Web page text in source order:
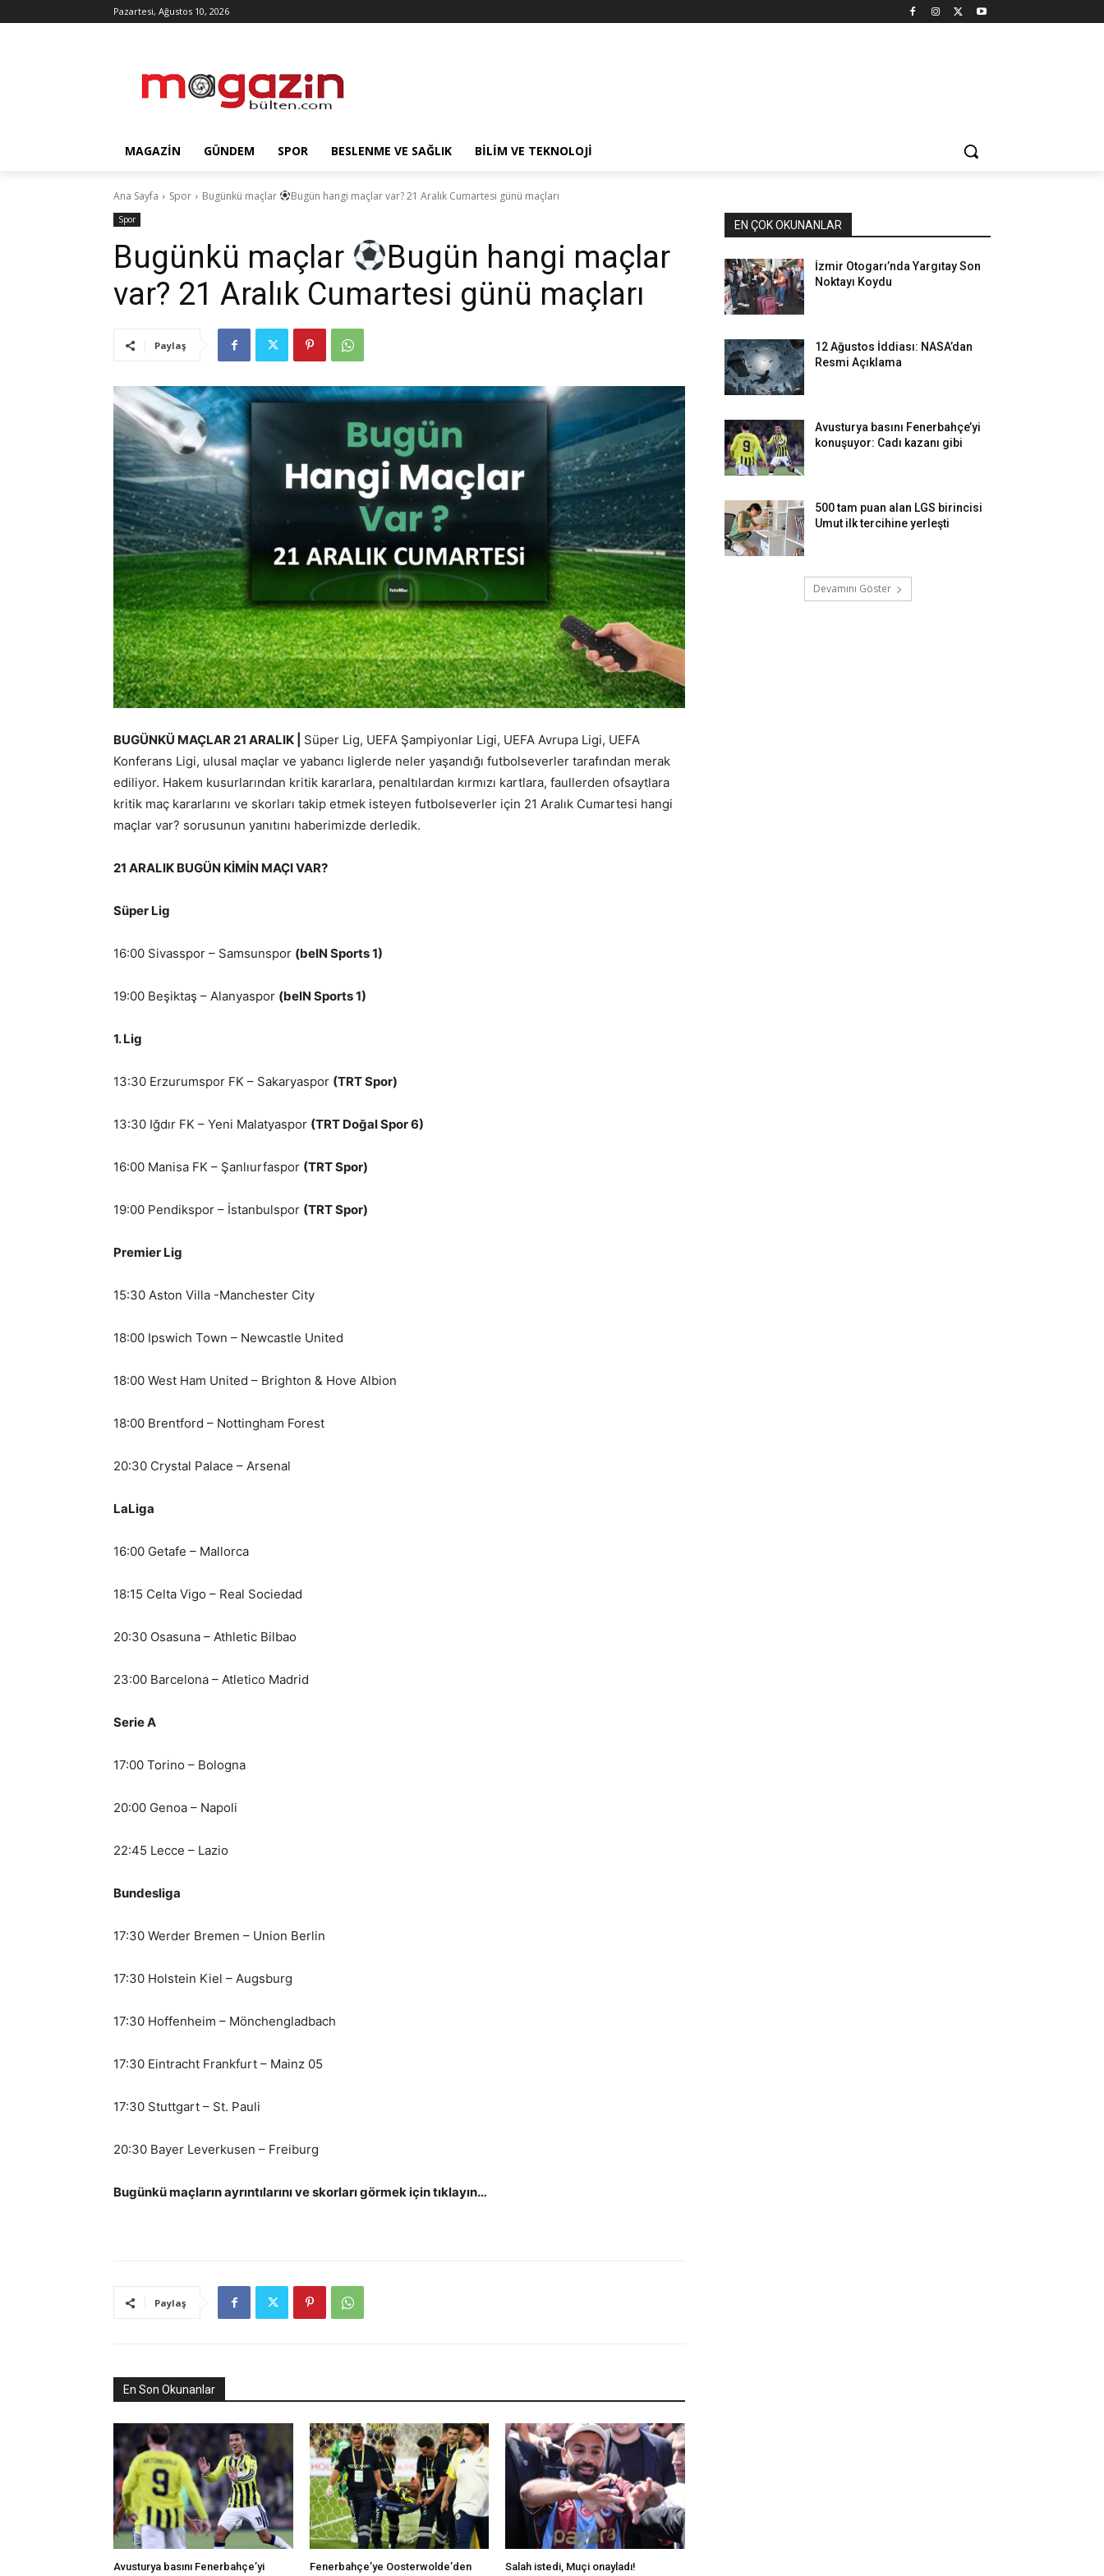
Pazartesi, Ağustos 10, 2026
MAGAZIN GÜNDEM SPOR BESLENME VE SAĞLIK BILIM VE TEKNOLOJI
Ana Sayfa Spor Bugünkü maçlar Bugün hangi maçlar var? 21 Aralık Cumartesi günü maçları
Spor
Bugünkü maçlar
Bugün hangi maçlar
var? 21 Aralık Cumartesi günü maçları
Paylaş
BUGÜNKÜ MAÇLAR 21 ARALIK
Süper Lig, UEFA Şampiyonlar Ligi, UEFA Avrupa Ligi, UEFA
Konferans Ligi, ulusal maçlar ve yabancı liglerde neler yaşandığı futbolseverler tarafından merak
ediliyor. Hakem kusurlarından kritik kararlara, penaltılardan kırmızı kartlara, faullerden ofsaytlara
kritik maç kararlarını ve skorları takip etmek isteyen futbolseverler için 21 Aralık Cumartesi hangi
maçlar var? sorusunun yanıtını haberimizde derledik.
21 ARALIK BUGÜN KİMİN MAÇI VAR?
Süper Lig
16:00 Sivasspor – Samsunspor (beIN Sports 1)
19:00 Beşiktaş – Alanyaspor (beIN Sports 1)
1. Lig
13:30 Erzurumspor FK – Sakaryaspor (TRT Spor)
13:30 Iğdır FK – Yeni Malatyaspor (TRT Doğal Spor 6)
16:00 Manisa FK – Şanlıurfaspor (TRT Spor)
19:00 Pendikspor – İstanbulspor (TRT Spor)
Premier Lig
15:30 Aston Villa -Manchester City
18:00 Ipswich Town – Newcastle United
18:00 West Ham United – Brighton & Hove Albion
18:00 Brentford – Nottingham Forest
20:30 Crystal Palace – Arsenal
LaLiga
16:00 Getafe – Mallorca
18:15 Celta Vigo – Real Sociedad
20:30 Osasuna – Athletic Bilbao
23:00 Barcelona – Atletico Madrid
Serie A
17:00 Torino – Bologna
20:00 Genoa – Napoli
22:45 Lecce – Lazio
Bundesliga
17:30 Werder Bremen – Union Berlin
17:30 Holstein Kiel – Augsburg
17:30 Hoffenheim – Mönchengladbach
17:30 Eintracht Frankfurt – Mainz 05
17:30 Stuttgart – St. Pauli
20:30 Bayer Leverkusen – Freiburg
Bugünkü maçların ayrıntılarını ve skorları görmek için tıklayın…
Paylaş
En Son Okunanlar
Avusturya basını Fenerbahçe’yi
Fenerbahçe’ye Oosterwolde’den
Salah istedi, Muçi onayladı!
EN ÇOK OKUNANLAR
İzmir Otogarı’nda Yargıtay Son
Noktayı Koydu
12 Ağustos İddiası: NASA’dan
Resmi Açıklama
Avusturya basını Fenerbahçe’yi
konuşuyor: Cadı kazanı gibi
500 tam puan alan LGS birincisi
Umut ilk tercihine yerleşti
Devamını Göster